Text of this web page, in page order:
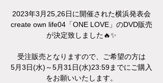
2023年3月25,26日に開催された横浜発表会
create own life04「ONE LOVE」のDVD販売
が決定致しました🔥✨
受注販売となりますので、ご希望の方は
5月3日(水)～5月31日(水)23:59までにご購入
をお願いいたします。